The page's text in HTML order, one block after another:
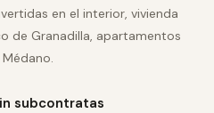
en el interior, vivienda
de Granadilla, apartamentos
subcontratas